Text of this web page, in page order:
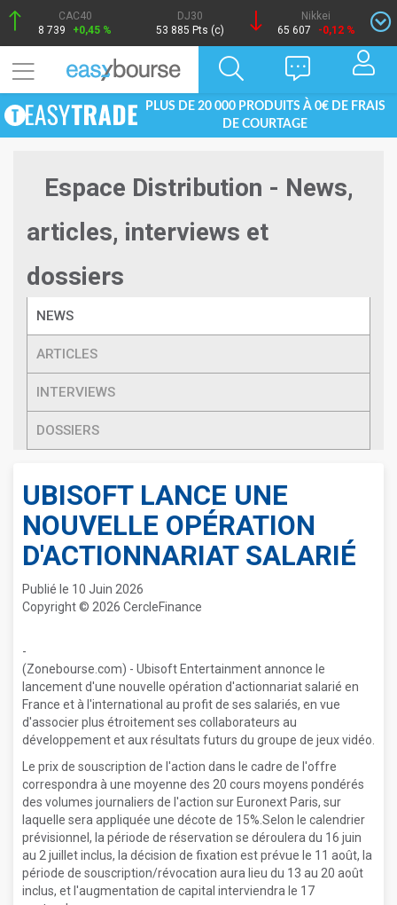
CAC40
8 739
+0,45 %
DJ30
53 885 Pts (c)
Nikkei
65 607
-0,12 %
PLUS DE 20 000 PRODUITS À 0€ DE FRAIS
DE COURTAGE
Espace Distribution - News,
articles, interviews et
dossiers
NEWS
ARTICLES
INTERVIEWS
DOSSIERS
UBISOFT LANCE UNE
NOUVELLE OPÉRATION
D'ACTIONNARIAT SALARIÉ
Publié le 10 Juin 2026
Copyright © 2026 CercleFinance
-
(Zonebourse.com) - Ubisoft Entertainment annonce le
lancement d'une nouvelle opération d'actionnariat salarié en
France et à l'international au profit de ses salariés, en vue
d'associer plus étroitement ses collaborateurs au
développement et aux résultats futurs du groupe de jeux vidéo.
Le prix de souscription de l'action dans le cadre de l'offre
correspondra à une moyenne des 20 cours moyens pondérés
des volumes journaliers de l'action sur Euronext Paris, sur
laquelle sera appliquée une décote de 15%.Selon le calendrier
prévisionnel, la période de réservation se déroulera du 16 juin
au 2 juillet inclus, la décision de fixation est prévue le 11 août, la
période de souscription/révocation aura lieu du 13 au 20 août
inclus, et l'augmentation de capital interviendra le 17